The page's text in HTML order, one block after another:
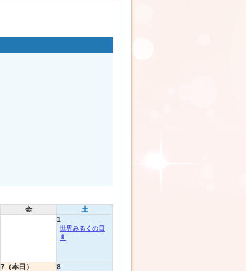
金
土
1
世界みるくの日
🍼
7（本日） 8